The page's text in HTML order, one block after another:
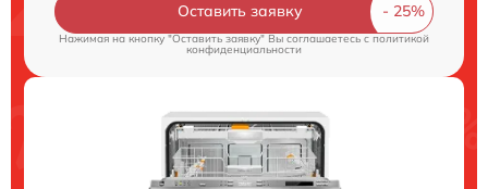
Оставить заявку
Нажимая на кнопку "Оставить заявку" Вы соглашаетесь cполитикой
конфиденциальности